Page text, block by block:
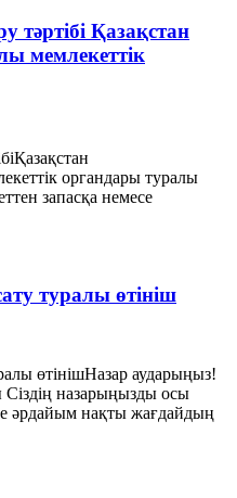
тәртібі Қазақстан
мемлекеттік
органдары туралы
запасқа немесе
туралы өтініш
өтінішНазар аударыңыз!
назарыңызды осы
әрдайым нақты жағдайдың